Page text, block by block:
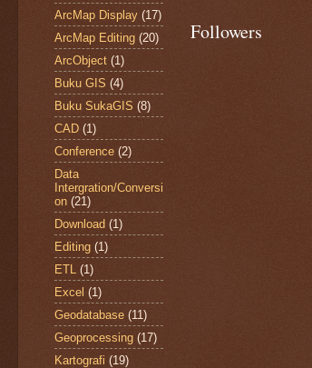
ArcMap Display (17)
ArcMap Editing (20)
ArcObject (1)
Buku GIS (4)
Buku SukaGIS (8)
CAD (1)
Conference (2)
Data
Intergration/Conversi
on (21)
Download (1)
Editing (1)
ETL (1)
Excel (1)
Geodatabase (11)
Geoprocessing (17)
Kartografi (19)
Followers